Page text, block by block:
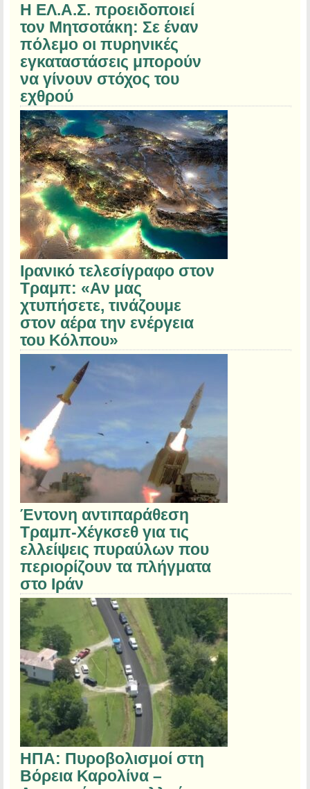
Η ΕΛ.Α.Σ. προειδοποιεί
τον Μητσοτάκη: Σε έναν
πόλεμο οι πυρηνικές
εγκαταστάσεις μπορούν
να γίνουν στόχος του
εχθρού
Ιρανικό τελεσίγραφο στον
Τραμπ: «Αν μας
χτυπήσετε, τινάζουμε
στον αέρα την ενέργεια
του Κόλπου»
Έντονη αντιπαράθεση
Τραμπ-Χέγκσεθ για τις
ελλείψεις πυραύλων που
περιορίζουν τα πλήγματα
στο Ιράν
ΗΠΑ: Πυροβολισμοί στη
Βόρεια Καρολίνα –